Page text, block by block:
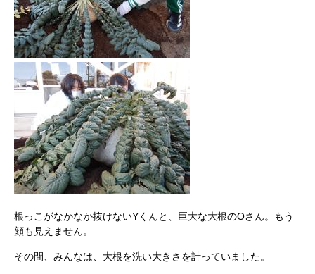
根っこがなかなか抜けないYくんと、巨大な大根のOさん。もう
顔も見えません。
その間、みんなは、大根を洗い大きさを計っていました。